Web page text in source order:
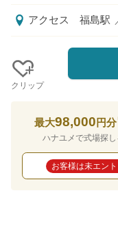
アクセス 福島駅
クリップ
最大98,000 円分
ハナユメで式場探
お客様は未エン